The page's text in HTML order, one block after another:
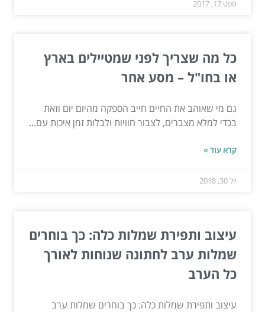
ספט 17, 2017
כל מה שצריך לפני שמטיילים בארץ
או בחו"ל – מסע אחר
גם מי שאוהב את החיים חייב הספקה מהיום יום וזאת
בכדי למלא מצברים, לצבור חוויות ולבלות זמן איכות עם...
קרא עוד »
יול 30, 2018
עיצוב ותפירת שמלות כלה: כך בוחרים
שמלות ערב לחתונה שנוחות לאורך
כל הערב
עיצוב ותפירת שמלות כלה: כך בוחרים שמלות ערב